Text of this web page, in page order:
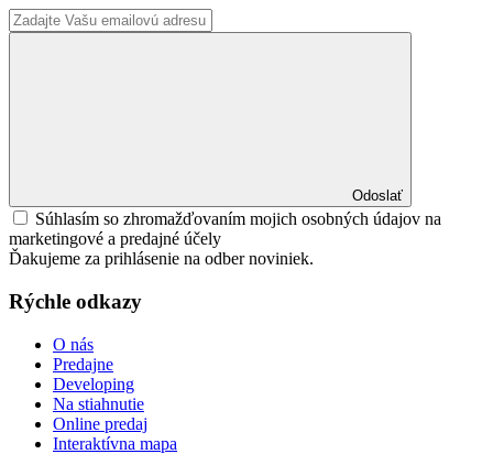
Odoslať
Súhlasím so zhromažďovaním mojich osobných údajov na
marketingové a predajné účely
Ďakujeme za prihlásenie na odber noviniek.
Rýchle odkazy
O nás
Predajne
Developing
Na stiahnutie
Online predaj
Interaktívna mapa